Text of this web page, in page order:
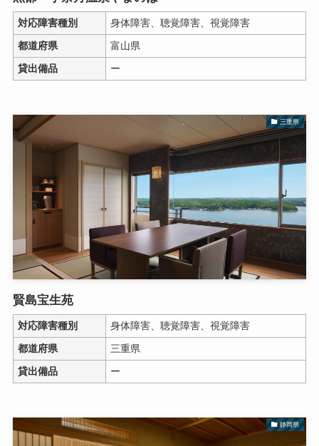
対応障害種別
身体障害、聴覚障害、視覚障害
都道府県
富山県
貸出備品
ー
三重県
賢島宝生苑
対応障害種別
身体障害、聴覚障害、視覚障害
都道府県
三重県
貸出備品
ー
静岡県